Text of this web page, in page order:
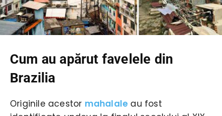
Cum au apărut favelele din
Brazilia
Originile acestor mahalale au fost